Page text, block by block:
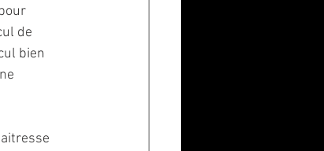
de
bien